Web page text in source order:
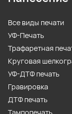
Все виды печати
УФ-Печать
Трафаретная
Круговая
УФ-ДТФ печать
Гравировка
ДТФ печать